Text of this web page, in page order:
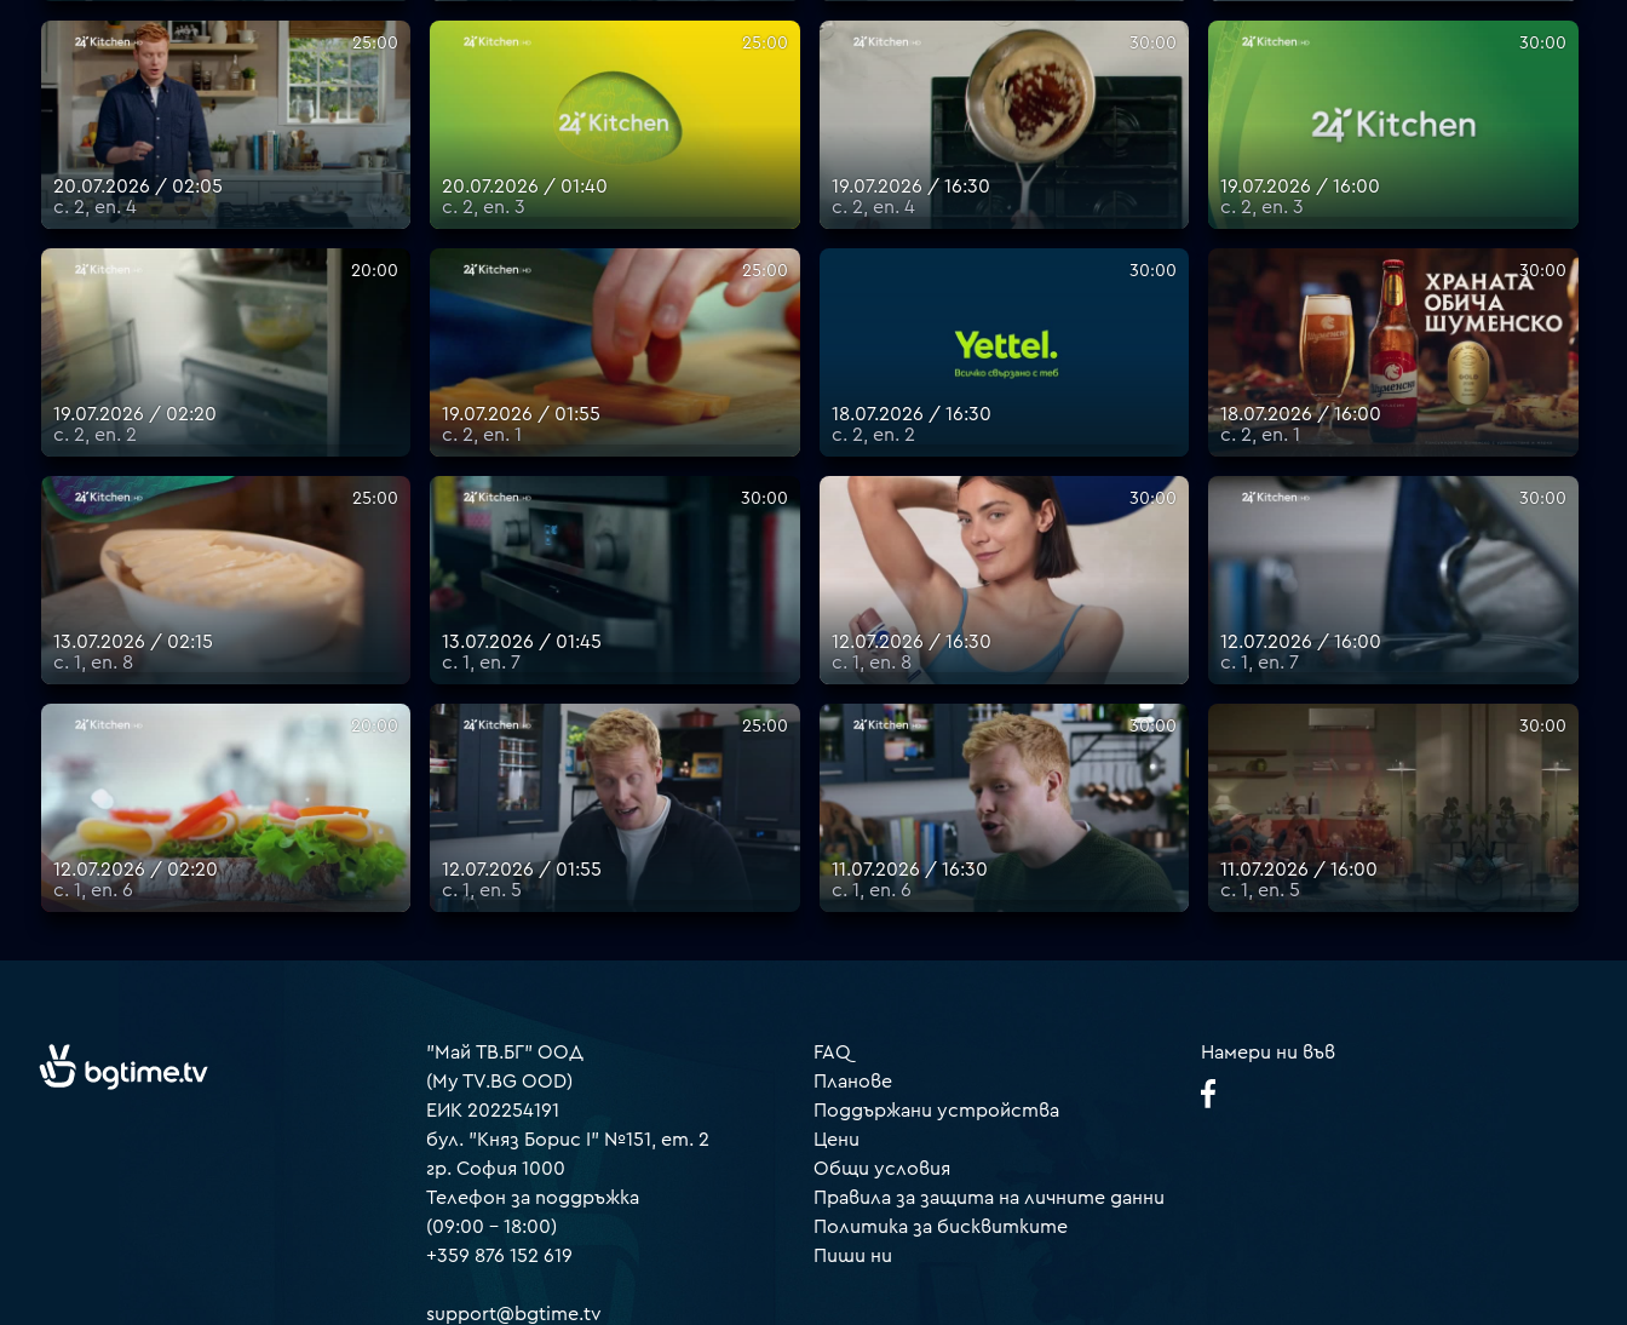
25:00
20.07.2026 / 02:05
с. 2, еп. 4
25:00
20.07.2026 / 01:40
с. 2, еп. 3
30:00
19.07.2026 / 16:30
с. 2, еп. 4
30:00
19.07.2026 / 16:00
с. 2, еп. 3
20:00
19.07.2026 / 02:20
с. 2, еп. 2
25:00
19.07.2026 / 01:55
с. 2, еп. 1
30:00
18.07.2026 / 16:30
с. 2, еп. 2
30:00
18.07.2026 / 16:00
с. 2, еп. 1
25:00
13.07.2026 / 02:15
с. 1, еп. 8
30:00
13.07.2026 / 01:45
с. 1, еп. 7
30:00
12.07.2026 / 16:30
с. 1, еп. 8
30:00
12.07.2026 / 16:00
с. 1, еп. 7
20:00
12.07.2026 / 02:20
с. 1, еп. 6
25:00
12.07.2026 / 01:55
с. 1, еп. 5
30:00
11.07.2026 / 16:30
с. 1, еп. 6
30:00
11.07.2026 / 16:00
с. 1, еп. 5
"Май ТВ.БГ" ООД
(My TV.BG OOD)
ЕИК 202254191
бул. "Княз Борис I" №151, ет. 2
гр. София 1000
Телефон за поддръжка
(09:00 – 18:00)
+359 876 152 619
support@bgtime.tv
FAQ
Планове
Поддържани устройства
Цени
Общи условия
Правила за защита на личните данни
Политика за бисквитките
Пиши ни
Намери ни във